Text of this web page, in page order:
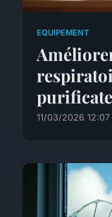
EQUIPEMENT
11/03/2026 12:07